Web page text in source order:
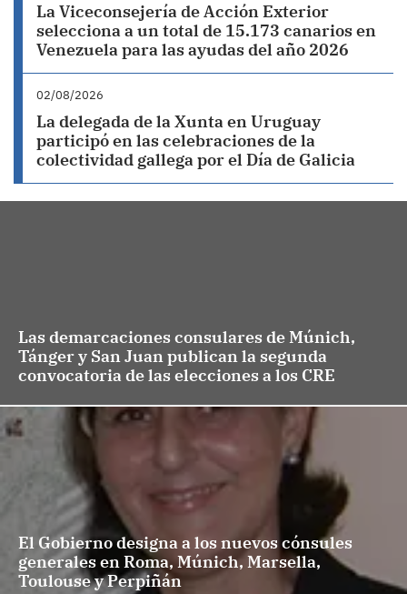
La Viceconsejería de Acción Exterior
selecciona a un total de 15.173 canarios en
Venezuela para las ayudas del año 2026
02/08/2026
La delegada de la Xunta en Uruguay
participó en las celebraciones de la
colectividad gallega por el Día de Galicia
Las demarcaciones consulares de Múnich,
Tánger y San Juan publican la segunda
convocatoria de las elecciones a los CRE
El Gobierno designa a los nuevos cónsules
generales en Roma, Múnich, Marsella,
Toulouse y Perpiñán